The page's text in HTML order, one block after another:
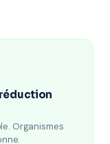
Organismes